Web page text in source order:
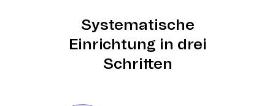
Systematische
Einrichtung in drei
Schritten